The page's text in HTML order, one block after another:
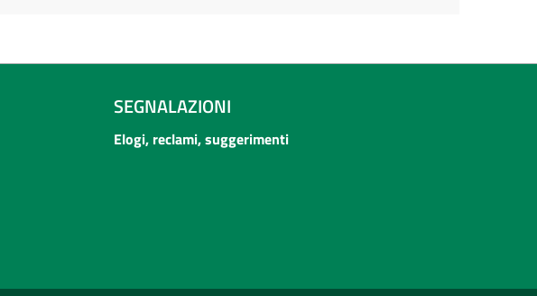
SEGNALAZIONI
Elogi, reclami, suggerimenti